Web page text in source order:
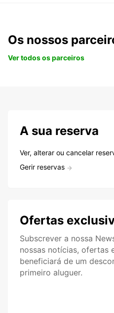
Os nossos
Ver todos os parceiros
A sua reserva
Ver, alterar ou cancelar
Gerir reservas
Ofertas
Subscrever a nossa
nossas notícias, ofertas
beneficiará de um
primeiro aluguer.